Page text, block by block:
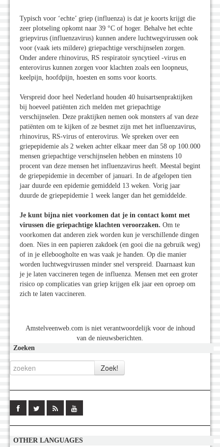
Typisch voor ‘echte’ griep (influenza) is dat je koorts krijgt die
zeer plotseling opkomt naar 39 °C of hoger. Behalve het echte
griepvirus (influenzavirus) kunnen andere luchtwegvirussen ook
voor (vaak iets mildere) griepachtige verschijnselen zorgen.
Onder andere rhinovirus, RS respiratoir syncytieel -virus en
enterovirus kunnen zorgen voor klachten zoals een loopneus,
keelpijn, hoofdpijn, hoesten en soms voor koorts.
Verspreid door heel Nederland houden 40 huisartsenpraktijken
bij hoeveel patiënten zich melden met griepachtige
verschijnselen. Deze praktijken nemen ook monsters af van deze
patiënten om te kijken of ze besmet zijn met het influenzavirus,
rhinovirus, RS-virus of enterovirus. We spreken over een
griepepidemie als 2 weken achter elkaar meer dan 58 op 100.000
mensen griepachtige verschijnselen hebben en minstens 10
procent van deze mensen het influenzavirus heeft. Meestal begint
de griepepidemie in december of januari. In de afgelopen tien
jaar duurde een epidemie gemiddeld 13 weken. Vorig jaar
duurde de griepepidemie 1 week langer dan het gemiddelde.
Je kunt bijna niet voorkomen dat je in contact komt met
virussen die griepachtige klachten veroorzaken. Om te
voorkomen dat anderen ziek worden kun je verschillende dingen
doen. Nies in een papieren zakdoek (en gooi die na gebruik weg)
of in je elleboogholte en was vaak je handen. Op die manier
worden luchtwegvirussen minder snel verspreid. Daarnaast kun
je je laten vaccineren tegen de influenza. Mensen met een groter
risico op complicaties van griep krijgen elk jaar een oproep om
zich te laten vaccineren.
Amstelveenweb.com is niet verantwoordelijk voor de inhoud
van de nieuwsberichten.
Zoeken
OTHER LANGUAGES